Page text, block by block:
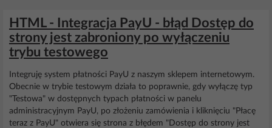
HTML - Integracja PayU - błąd Dostęp do
strony jest zabroniony po wyłączeniu
trybu testowego
Integruję system płatności PayU z naszym sklepem internetowym.
Obecnie w trybie testowym działa to poprawnie, gdy wyłączę typ
"Testowa" w dostępnych typach płatności w panelu
administracyjnym PayU, po złożeniu zamówienia i kliknięciu "Płacę
teraz z PayU" otwiera się strona z błędem "Dostęp do strony jest